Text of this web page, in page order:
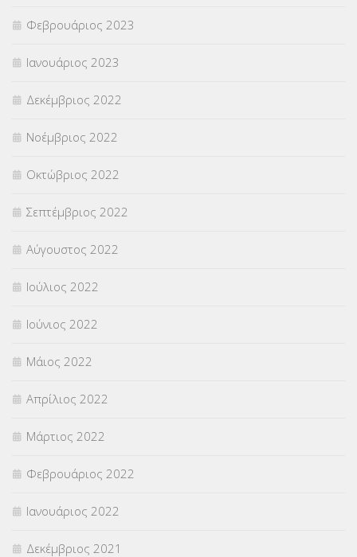
Φεβρουάριος 2023
Ιανουάριος 2023
Δεκέμβριος 2022
Νοέμβριος 2022
Οκτώβριος 2022
Σεπτέμβριος 2022
Αύγουστος 2022
Ιούλιος 2022
Ιούνιος 2022
Μάιος 2022
Απρίλιος 2022
Μάρτιος 2022
Φεβρουάριος 2022
Ιανουάριος 2022
Δεκέμβριος 2021